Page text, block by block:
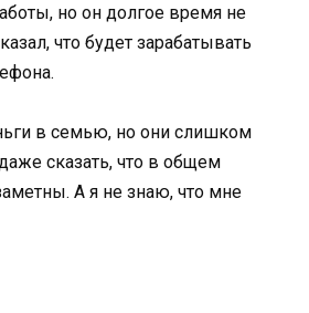
но он долгое время не
что будет зарабатывать
в семью, но они слишком
сказать, что в общем
А я не знаю, что мне